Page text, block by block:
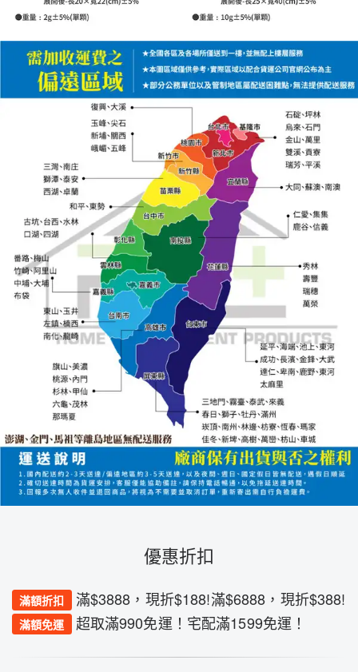
優惠折扣
滿額折扣 滿$3888，現折$188!滿$6888，現折$388!
滿額免運 超取滿990免運！宅配滿1599免運！